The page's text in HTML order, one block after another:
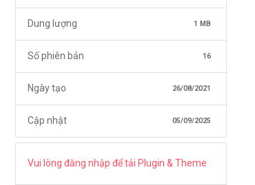
Dung lượng 1 MB
Số phiên bản 16
Ngày tạo 26/08/2021
Cập nhật 05/09/2025
Vui lòng đăng nhập để tải Plugin & Theme